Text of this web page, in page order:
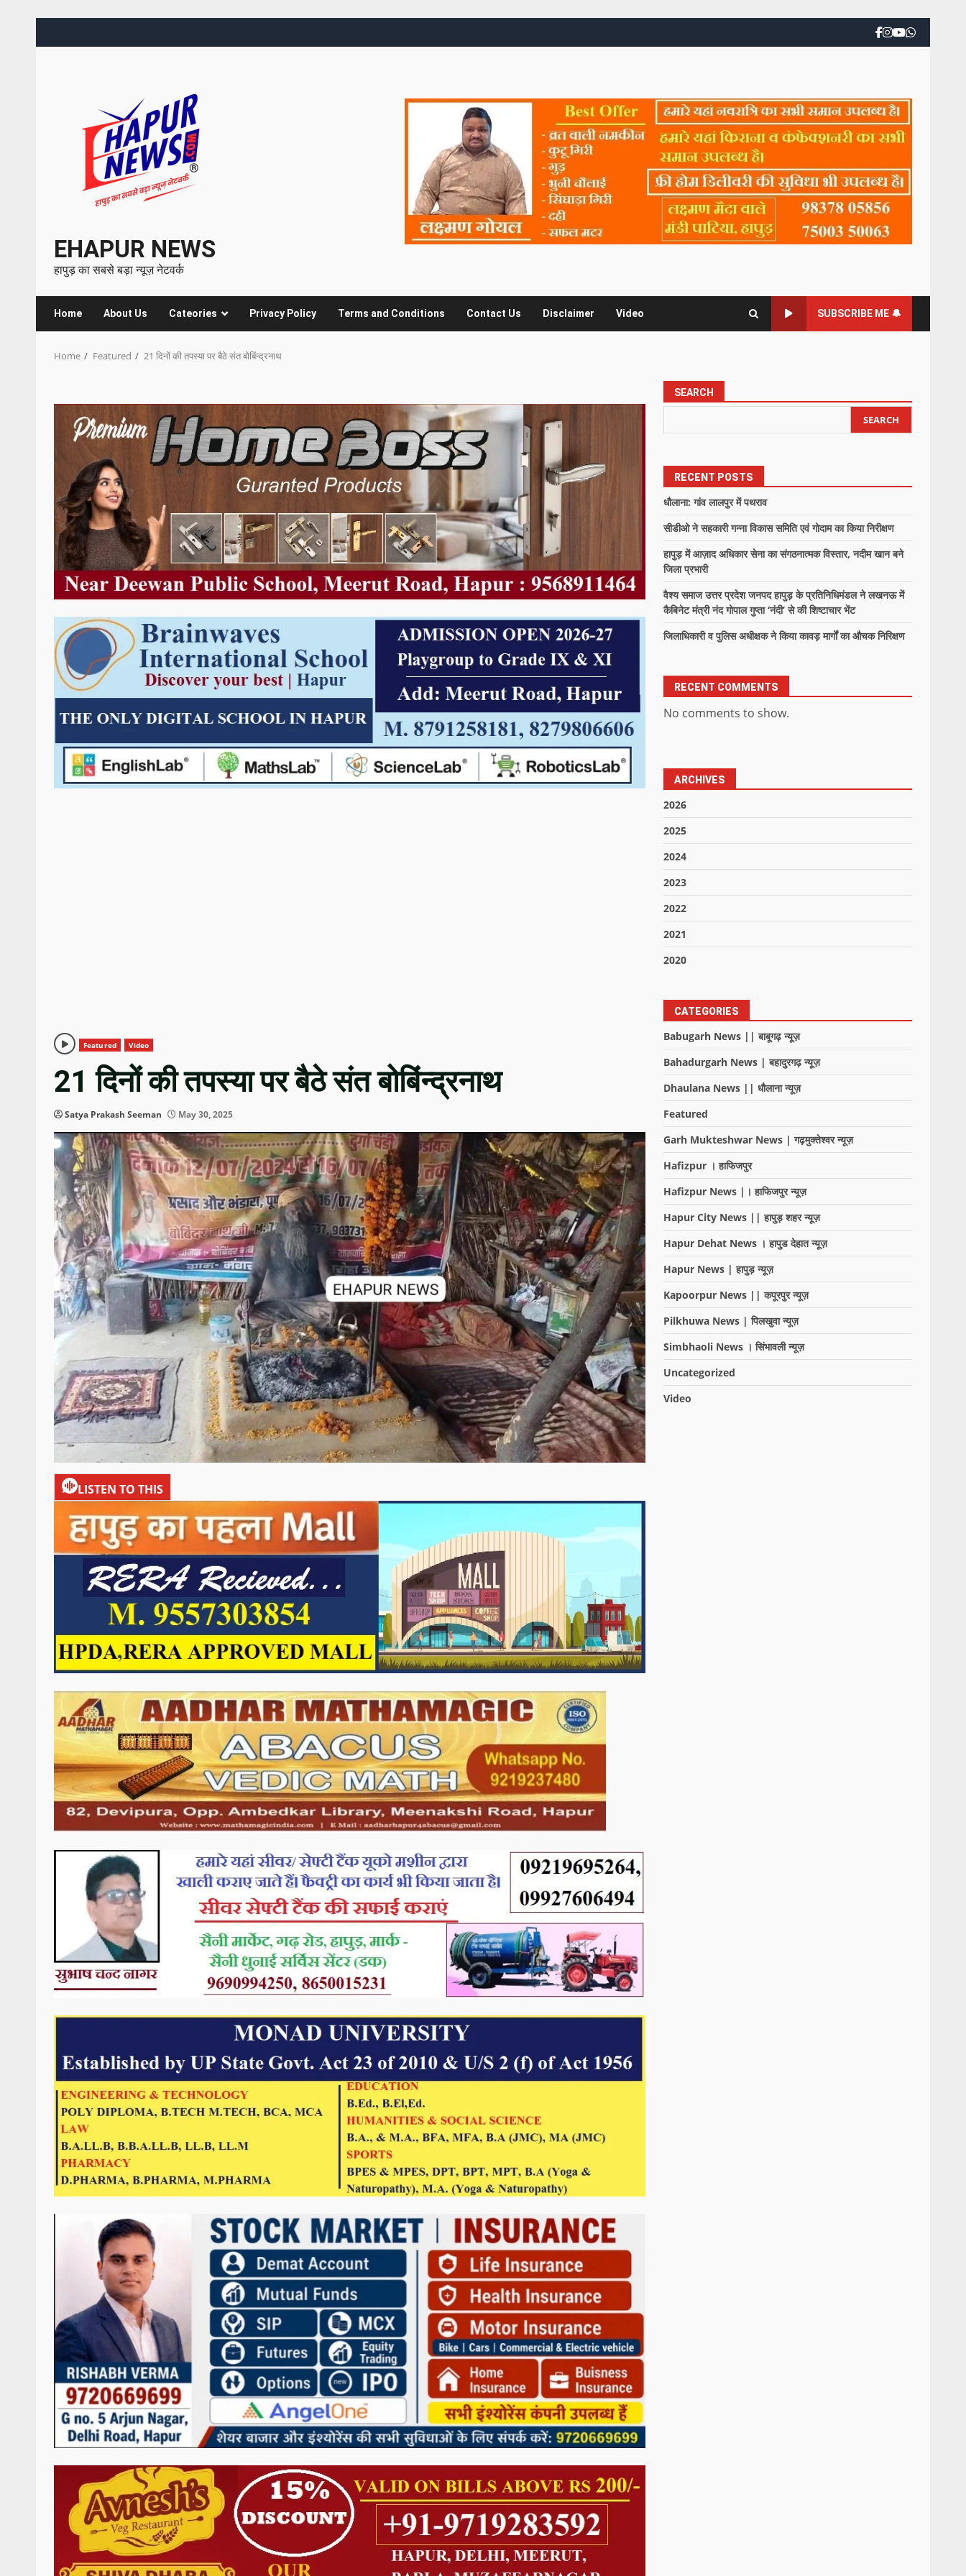
EHAPUR NEWS
हापुड़ का सबसे बड़ा न्यूज़ नेटवर्क
Home About Us Cateories Privacy Policy Terms and Conditions Contact Us Disclaimer Video SUBSCRIBE ME 🔔
Home Featured 21 दिनों की तपस्या पर बैठे संत बोबिंन्द्रनाथ
Featured Video
21 दिनों की तपस्या पर बैठे संत बोबिंन्द्रनाथ
Satya Prakash Seeman May 30, 2025
LISTEN TO THIS
SEARCH
SEARCH
RECENT POSTS
धौलाना: गांव लालपुर में पथराव
सीडीओ ने सहकारी गन्ना विकास समिति एवं गोदाम का किया निरीक्षण
हापुड़ में आज़ाद अधिकार सेना का संगठनात्मक विस्तार, नदीम खान बने
जिला प्रभारी
वैश्य समाज उत्तर प्रदेश जनपद हापुड़ के प्रतिनिधिमंडल ने लखनऊ में
कैबिनेट मंत्री नंद गोपाल गुप्ता ‘नंदी’ से की शिष्टाचार भेंट
जिलाधिकारी व पुलिस अधीक्षक ने किया कावड़ मार्गों का औचक निरिक्षण
RECENT COMMENTS
No comments to show.
ARCHIVES
2026
2025
2024
2023
2022
2021
2020
CATEGORIES
Babugarh News || बाबूगढ़ न्यूज़
Bahadurgarh News | बहादुरगढ़ न्यूज़
Dhaulana News || धौलाना न्यूज़
Featured
Garh Mukteshwar News | गढ़मुक्तेश्वर न्यूज़
Hafizpur । हाफिजपुर
Hafizpur News |। हाफिजपुर न्यूज़
Hapur City News || हापुड़ शहर न्यूज़
Hapur Dehat News । हापुड देहात न्यूज़
Hapur News | हापुड़ न्यूज़
Kapoorpur News || कपूरपुर न्यूज़
Pilkhuwa News | पिलखुवा न्यूज़
Simbhaoli News । सिंभावली न्यूज़
Uncategorized
Video